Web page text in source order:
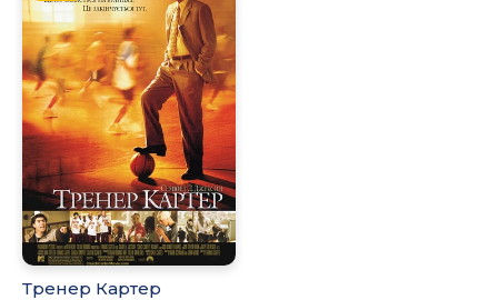
Тренер Картер